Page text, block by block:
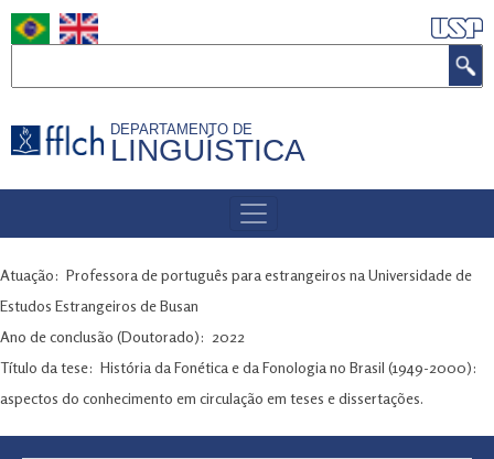
Pular
para
principal
DEPARTAMENTO DE
LINGUÍSTICA
DE
Atuação
Professora de português para estrangeiros na Universidade de
Estudos Estrangeiros de Busan
Ano de conclusão (Doutorado)
2022
Título da tese
História da Fonética e da Fonologia no Brasil (1949-2000):
aspectos do conhecimento em circulação em teses e dissertações.